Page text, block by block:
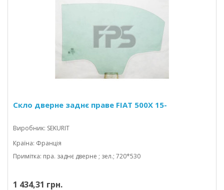
Скло дверне заднє праве FIAT 500X 15-
Виробник: SEKURIT
Країна: Франція
Примітка: пра. заднє дверне ; зел.; 720*530
1 434,31 грн.